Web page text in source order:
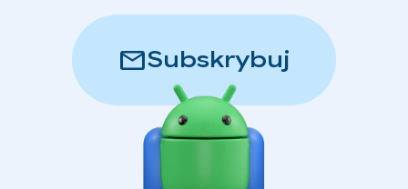
mailSubskrybuj